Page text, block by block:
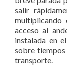
salir
multiplicando
acceso al
instalada en
sobre
transporte.